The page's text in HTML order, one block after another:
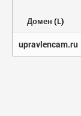
Домен (L)
upravlencam.ru